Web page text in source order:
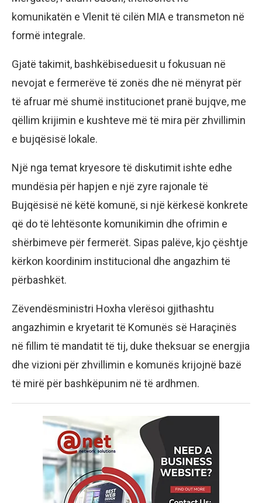
komunikatën e Vlenit të cilën MIA e transmeton në
formë integrale.
Gjatë takimit, bashkëbiseduesit u fokusuan në
nevojat e fermerëve të zonës dhe në mënyrat për
të afruar më shumë institucionet pranë bujqve, me
qëllim krijimin e kushteve më të mira për zhvillimin
e bujqësisë lokale.
Një nga temat kryesore të diskutimit ishte edhe
mundësia për hapjen e një zyre rajonale të
Bujqësisë në këtë komunë, si një kërkesë konkrete
që do të lehtësonte komunikimin dhe ofrimin e
shërbimeve për fermerët. Sipas palëve, kjo çështje
kërkon koordinim institucional dhe angazhim të
përbashkët.
Zëvendësministri Hoxha vlerësoi gjithashtu
angazhimin e kryetarit të Komunës së Haraçinës
në fillim të mandatit të tij, duke theksuar se energjia
dhe vizioni për zhvillimin e komunës krijojnë bazë
të mirë për bashkëpunim në të ardhmen.